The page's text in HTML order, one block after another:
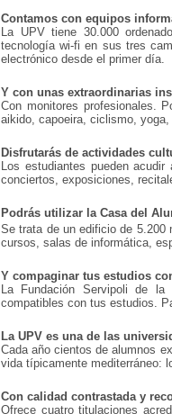
Contamos con equipos
La UPV tiene 30.000
tecnología wi-fi en sus tres
electrónico desde el primer día.
Y con unas extraordinarias
Con monitores profesionales.
aikido, capoeira, ciclismo,
Disfrutarás de actividades
Los estudiantes pueden
conciertos, exposiciones,
Podrás utilizar la Casa del
Se trata de un edificio de 5.200
cursos, salas de informática,
Y compaginar tus estudios
La Fundación Servipoli de
compatibles con tus estudios.
La UPV es una de las
Cada año cientos de alumnos
vida típicamente mediterráneo:
Con calidad contrastada y
Ofrece cuatro titulaciones